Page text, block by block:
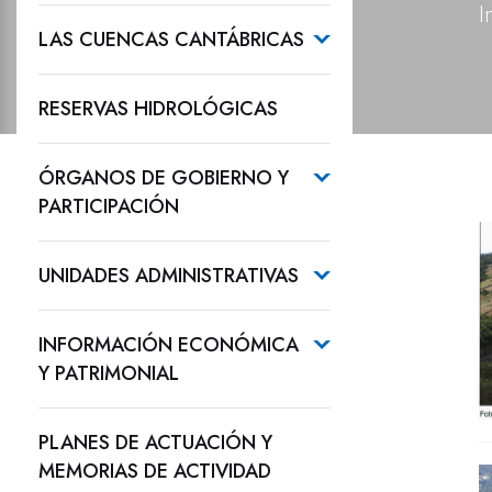
LAS CUENCAS CANTÁBRICAS
RESERVAS HIDROLÓGICAS
ÓRGANOS DE GOBIERNO Y
PARTICIPACIÓN
UNIDADES ADMINISTRATIVAS
INFORMACIÓN ECONÓMICA
Y PATRIMONIAL
PLANES DE ACTUACIÓN Y
MEMORIAS DE ACTIVIDAD